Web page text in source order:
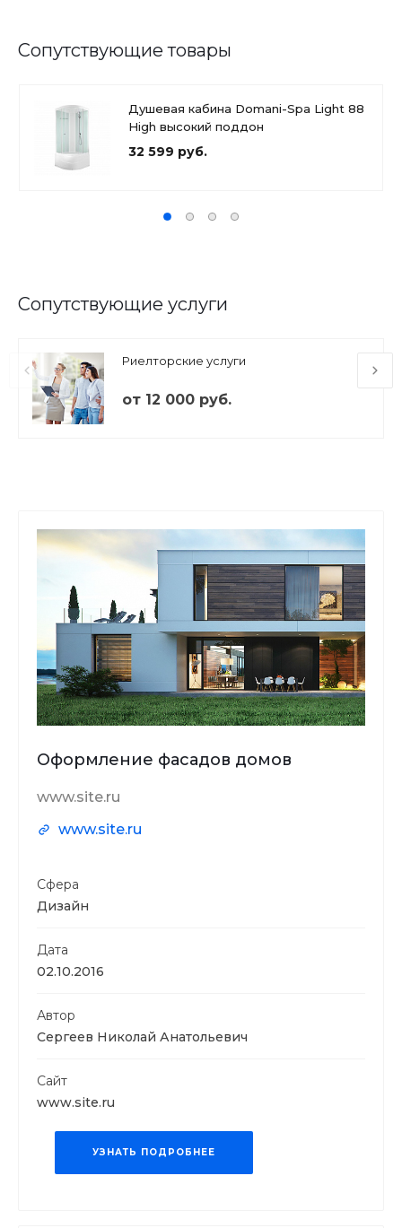
Сопутствующие товары
Душевая кабина Domani-Spa Light 88
High высокий поддон
32 599 руб.
Сопутствующие услуги
Риелторские услуги
от 12 000 руб.
Оформление фасадов домов
www.site.ru
www.site.ru
Сфера
Дизайн
Дата
02.10.2016
Автор
Сергеев Николай Анатольевич
Сайт
www.site.ru
УЗНАТЬ ПОДРОБНЕЕ